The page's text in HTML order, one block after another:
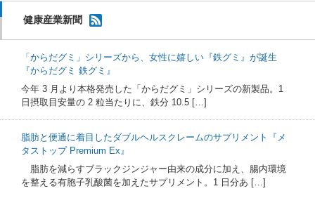
健康産業新聞
「からだグミ」シリーズから、女性に嬉しい『鉄グミ』が誕生
『からだグミ 鉄グミ』
今年 3 月より本格発売した「からだグミ」シリーズの新製品。1
日摂取目安量の 2 粒当たりに、鉄分 10.5 […]
脂肪と便通に着目したダブルヘルスクレームのサプリメント『メ
タストップ Premium Ex』
脂肪を減らすブラックジンジャー由来の成分に加え、腸内環境
を整える有胞子乳酸菌を加えたサプリメント。1 日分あ […]